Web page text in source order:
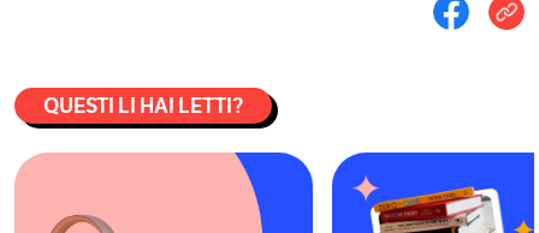
QUESTI LI HAI LETTI?